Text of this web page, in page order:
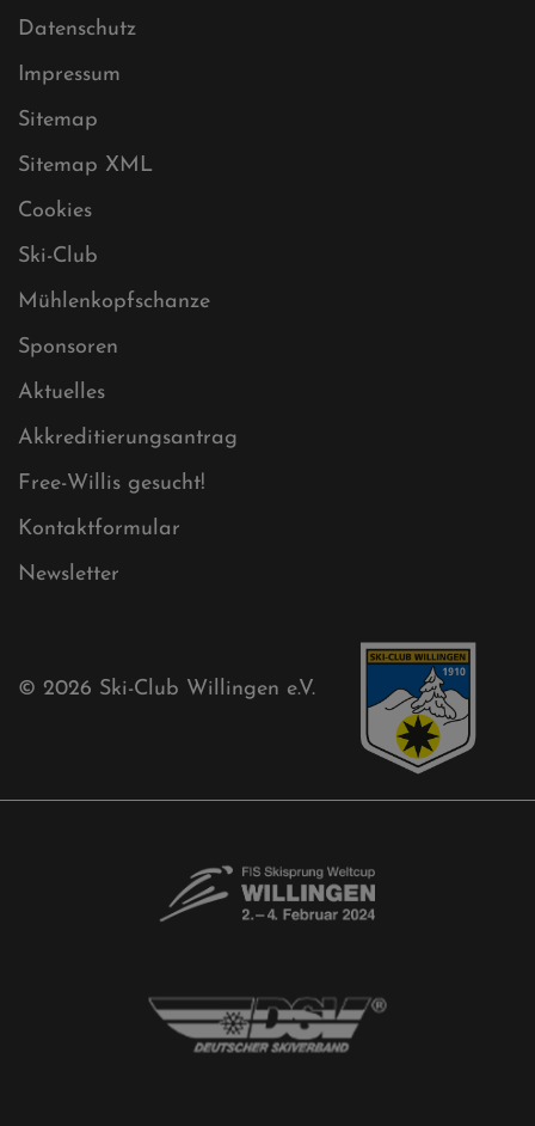
Datenschutz
Impressum
Sitemap
Sitemap XML
Cookies
Ski-Club
Mühlenkopfschanze
Aktuelles